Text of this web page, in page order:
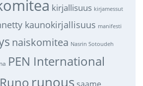
kirjallisuus kirjamessut
kaunokirjallisuus manifesti
naiskomitea Nasrin Sotoudeh
PEN International
Runo runous saame